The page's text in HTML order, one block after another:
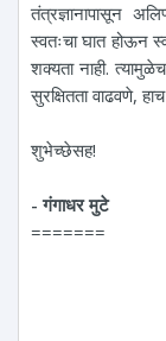
तंत्रज्ञानापासून
स्वतःचा घात होऊन
शक्यता नाही.
सुरक्षितता वाढवणे,
शुभेच्छेसह!
- गंगाधर मुटे
=======